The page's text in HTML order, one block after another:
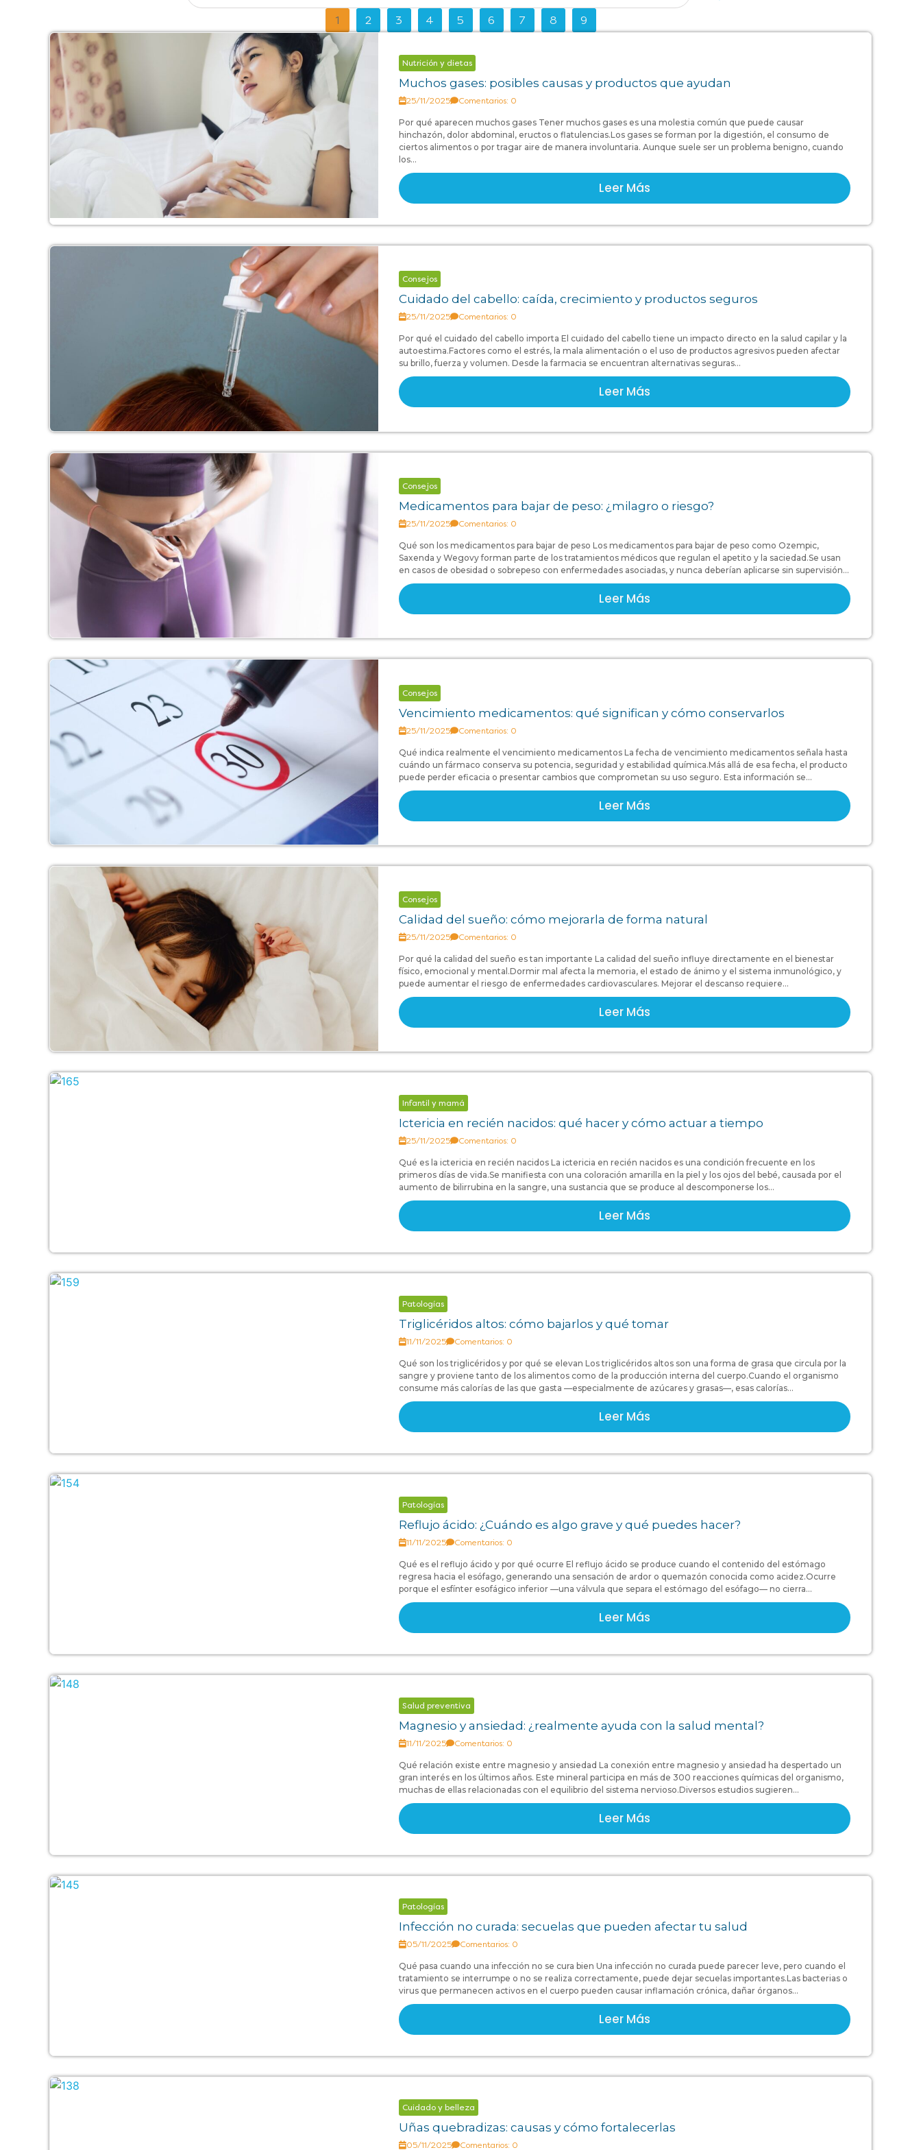
nosotros
nosotros
1 2 3 4 5 6 7 8 9
Nutrición y dietas
Muchos gases: posibles causas y productos que ayudan
25/11/2025 Comentarios: 0
Por qué aparecen muchos gases Tener muchos gases es una molestia común que puede causar
hinchazón, dolor abdominal, eructos o flatulencias.Los gases se forman por la digestión, el consumo de
ciertos alimentos o por tragar aire de manera involuntaria. Aunque suele ser un problema benigno, cuando
los...
Leer Más
Consejos
Cuidado del cabello: caída, crecimiento y productos seguros
25/11/2025 Comentarios: 0
Por qué el cuidado del cabello importa El cuidado del cabello tiene un impacto directo en la salud capilar y la
autoestima.Factores como el estrés, la mala alimentación o el uso de productos agresivos pueden afectar
su brillo, fuerza y volumen. Desde la farmacia se encuentran alternativas seguras...
Leer Más
Consejos
Medicamentos para bajar de peso: ¿milagro o riesgo?
25/11/2025 Comentarios: 0
Qué son los medicamentos para bajar de peso Los medicamentos para bajar de peso como Ozempic,
Saxenda y Wegovy forman parte de los tratamientos médicos que regulan el apetito y la saciedad.Se usan
en casos de obesidad o sobrepeso con enfermedades asociadas, y nunca deberían aplicarse sin supervisión...
Leer Más
Consejos
Vencimiento medicamentos: qué significan y cómo conservarlos
25/11/2025 Comentarios: 0
Qué indica realmente el vencimiento medicamentos La fecha de vencimiento medicamentos señala hasta
cuándo un fármaco conserva su potencia, seguridad y estabilidad química.Más allá de esa fecha, el producto
puede perder eficacia o presentar cambios que comprometan su uso seguro. Esta información se...
Leer Más
Consejos
Calidad del sueño: cómo mejorarla de forma natural
25/11/2025 Comentarios: 0
Por qué la calidad del sueño es tan importante La calidad del sueño influye directamente en el bienestar
físico, emocional y mental.Dormir mal afecta la memoria, el estado de ánimo y el sistema inmunológico, y
puede aumentar el riesgo de enfermedades cardiovasculares. Mejorar el descanso requiere...
Leer Más
Infantil y mamá
Ictericia en recién nacidos: qué hacer y cómo actuar a tiempo
25/11/2025 Comentarios: 0
Qué es la ictericia en recién nacidos La ictericia en recién nacidos es una condición frecuente en los
primeros días de vida.Se manifiesta con una coloración amarilla en la piel y los ojos del bebé, causada por el
aumento de bilirrubina en la sangre, una sustancia que se produce al descomponerse los...
Leer Más
Patologías
Triglicéridos altos: cómo bajarlos y qué tomar
11/11/2025 Comentarios: 0
Qué son los triglicéridos y por qué se elevan Los triglicéridos altos son una forma de grasa que circula por la
sangre y proviene tanto de los alimentos como de la producción interna del cuerpo.Cuando el organismo
consume más calorías de las que gasta —especialmente de azúcares y grasas—, esas calorías...
Leer Más
Patologías
Reflujo ácido: ¿Cuándo es algo grave y qué puedes hacer?
11/11/2025 Comentarios: 0
Qué es el reflujo ácido y por qué ocurre El reflujo ácido se produce cuando el contenido del estómago
regresa hacia el esófago, generando una sensación de ardor o quemazón conocida como acidez.Ocurre
porque el esfínter esofágico inferior —una válvula que separa el estómago del esófago— no cierra...
Leer Más
Salud preventiva
Magnesio y ansiedad: ¿realmente ayuda con la salud mental?
11/11/2025 Comentarios: 0
Qué relación existe entre magnesio y ansiedad La conexión entre magnesio y ansiedad ha despertado un
gran interés en los últimos años. Este mineral participa en más de 300 reacciones químicas del organismo,
muchas de ellas relacionadas con el equilibrio del sistema nervioso.Diversos estudios sugieren...
Leer Más
Patologías
Infección no curada: secuelas que pueden afectar tu salud
05/11/2025 Comentarios: 0
Qué pasa cuando una infección no se cura bien Una infección no curada puede parecer leve, pero cuando el
tratamiento se interrumpe o no se realiza correctamente, puede dejar secuelas importantes.Las bacterias o
virus que permanecen activos en el cuerpo pueden causar inflamación crónica, dañar órganos...
Leer Más
Cuidado y belleza
Uñas quebradizas: causas y cómo fortalecerlas
05/11/2025 Comentarios: 0